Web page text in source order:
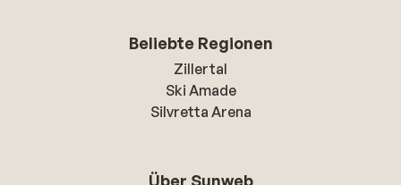
Beliebte Regionen
Zillertal
Ski Amade
Silvretta Arena
Über Sunweb